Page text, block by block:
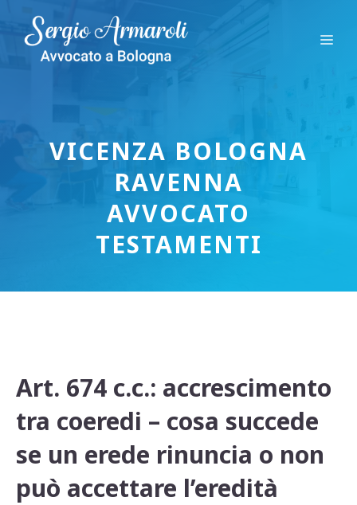
contenuto
VICENZA BOLOGNA
RAVENNA
AVVOCATO
TESTAMENTI
Art. 674 c.c.: accrescimento
tra coeredi – cosa succede
se un erede rinuncia o non
può accettare l’eredità